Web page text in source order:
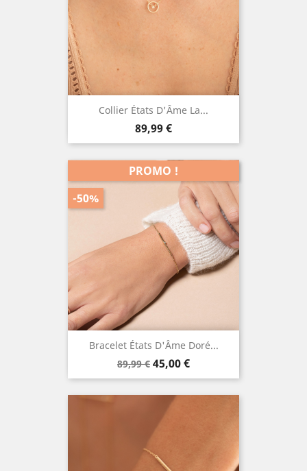
Collier États D'Âme La...
Prix
89,99 €
Bracelet États D'Âme Doré...
Prix
de
89,99 € Prix
45,00 €
PROMO !
-50%